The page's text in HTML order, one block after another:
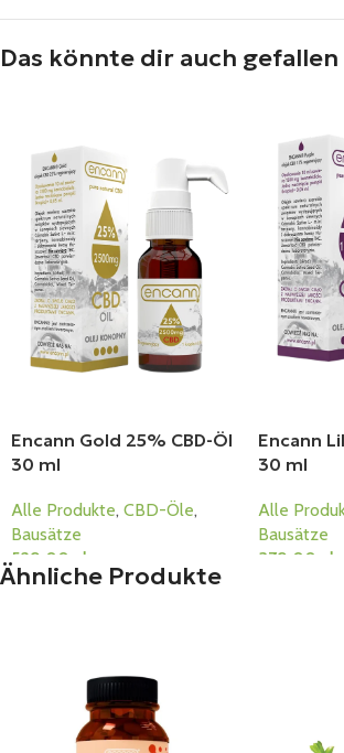
Das könnte dir auch
Encann Gold 25% CBD-Öl
30 ml
Alle Produkte, CBD-Öle,
Bausätze
529,00
zł
Encann
30 ml
Alle
Bausätze
379,00
zł
Ähnliche Produkte